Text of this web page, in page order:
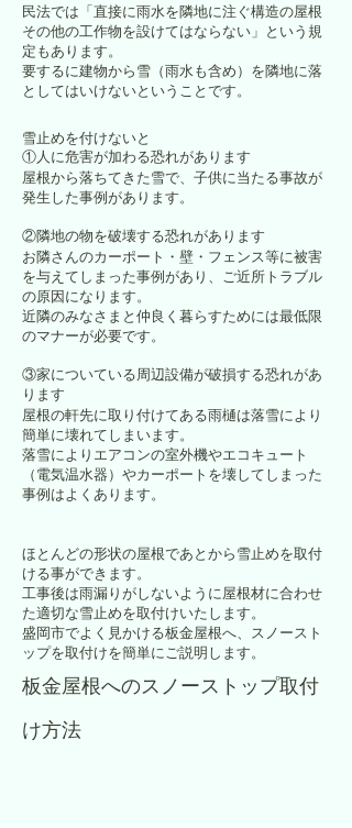
民法では「直接に雨水を隣地に注ぐ構造の屋根
その他の工作物を設けてはならない」という規
定もあります。
要するに建物から雪（雨水も含め）を隣地に落
としてはいけないということです。
雪止めを付けないと
①人に危害が加わる恐れがあります
屋根から落ちてきた雪で、子供に当たる事故が
発生した事例があります。
②隣地の物を破壊する恐れがあります
お隣さんのカーポート・壁・フェンス等に被害
を与えてしまった事例があり、ご近所トラブル
の原因になります。
近隣のみなさまと仲良く暮らすためには最低限
のマナーが必要です。
③家についている周辺設備が破損する恐れがあ
ります
屋根の軒先に取り付けてある雨樋は落雪により
簡単に壊れてしまいます。
落雪によりエアコンの室外機やエコキュート
（電気温水器）やカーポートを壊してしまった
事例はよくあります。
ほとんどの形状の屋根であとから雪止めを取付
ける事ができます。
工事後は雨漏りがしないように屋根材に合わせ
た適切な雪止めを取付けいたします。
盛岡市でよく見かける板金屋根へ、スノースト
ップを取付けを簡単にご説明します。
板金屋根へのスノーストップ取付
け方法